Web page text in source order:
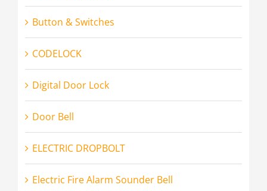
Button & Switches
CODELOCK
Digital Door Lock
Door Bell
ELECTRIC DROPBOLT
Electric Fire Alarm Sounder Bell